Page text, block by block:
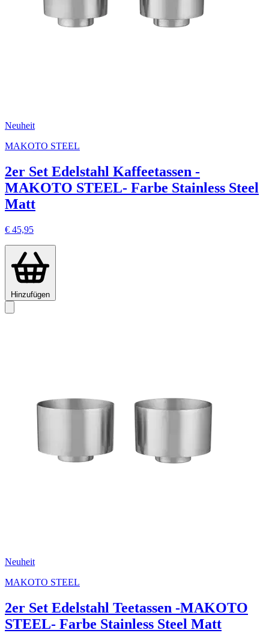
Neuheit
MAKOTO STEEL
2er Set Edelstahl Kaffeetassen -
MAKOTO STEEL- Farbe Stainless Steel
Matt
€ 45,95
Hinzufügen
Neuheit
MAKOTO STEEL
2er Set Edelstahl Teetassen -MAKOTO
STEEL- Farbe Stainless Steel Matt